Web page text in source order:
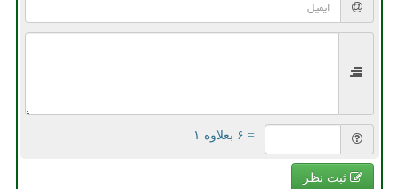
= ۶ بعلاوه ۱
ثبت نظر